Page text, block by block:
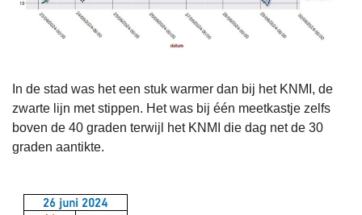
In de stad was het een stuk warmer dan bij het KNMI, de
zwarte lijn met stippen. Het was bij één meetkastje zelfs
boven de 40 graden terwijl het KNMI die dag net de 30
graden aantikte.